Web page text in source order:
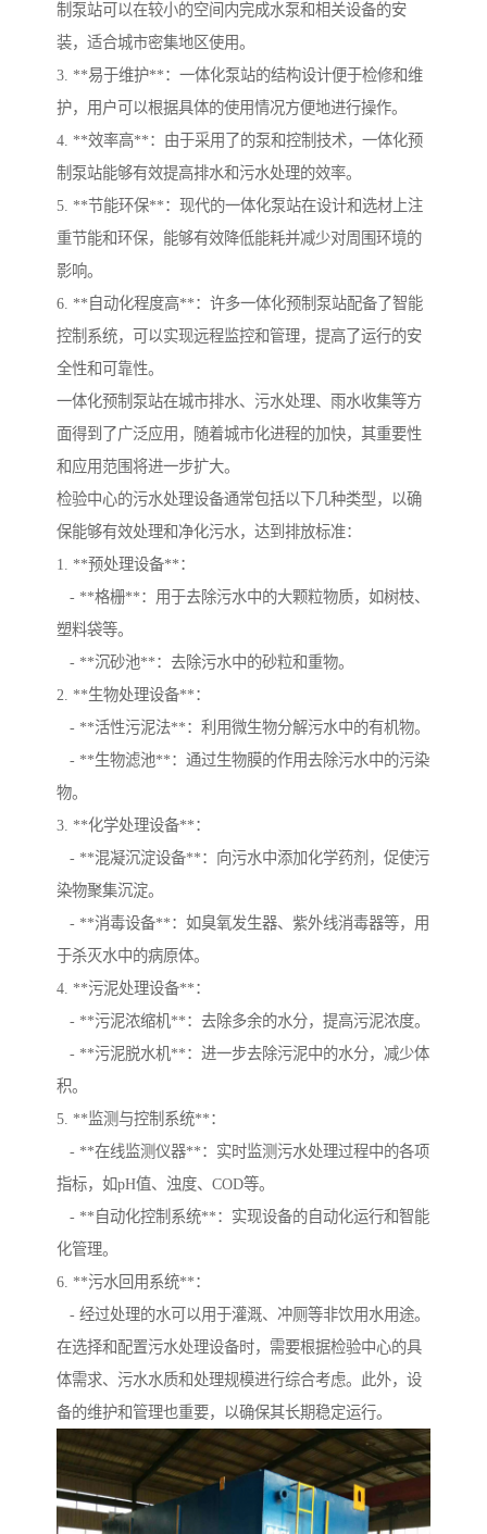
制泵站可以在较小的空间内完成水泵和相关设备的安
装，适合城市密集地区使用。
3. **易于维护**：一体化泵站的结构设计便于检修和维
护，用户可以根据具体的使用情况方便地进行操作。
4. **效率高**：由于采用了的泵和控制技术，一体化预
制泵站能够有效提高排水和污水处理的效率。
5. **节能环保**：现代的一体化泵站在设计和选材上注
重节能和环保，能够有效降低能耗并减少对周围环境的
影响。
6. **自动化程度高**：许多一体化预制泵站配备了智能
控制系统，可以实现远程监控和管理，提高了运行的安
全性和可靠性。
一体化预制泵站在城市排水、污水处理、雨水收集等方
面得到了广泛应用，随着城市化进程的加快，其重要性
和应用范围将进一步扩大。
检验中心的污水处理设备通常包括以下几种类型，以确
保能够有效处理和净化污水，达到排放标准：
1. **预处理设备**：
- **格栅**：用于去除污水中的大颗粒物质，如树枝、
塑料袋等。
- **沉砂池**：去除污水中的砂粒和重物。
2. **生物处理设备**：
- **活性污泥法**：利用微生物分解污水中的有机物。
- **生物滤池**：通过生物膜的作用去除污水中的污染
物。
3. **化学处理设备**：
- **混凝沉淀设备**：向污水中添加化学药剂，促使污
染物聚集沉淀。
- **消毒设备**：如臭氧发生器、紫外线消毒器等，用
于杀灭水中的病原体。
4. **污泥处理设备**：
- **污泥浓缩机**：去除多余的水分，提高污泥浓度。
- **污泥脱水机**：进一步去除污泥中的水分，减少体
积。
5. **监测与控制系统**：
- **在线监测仪器**：实时监测污水处理过程中的各项
指标，如pH值、浊度、COD等。
- **自动化控制系统**：实现设备的自动化运行和智能
化管理。
6. **污水回用系统**：
- 经过处理的水可以用于灌溉、冲厕等非饮用水用途。
在选择和配置污水处理设备时，需要根据检验中心的具
体需求、污水水质和处理规模进行综合考虑。此外，设
备的维护和管理也重要，以确保其长期稳定运行。